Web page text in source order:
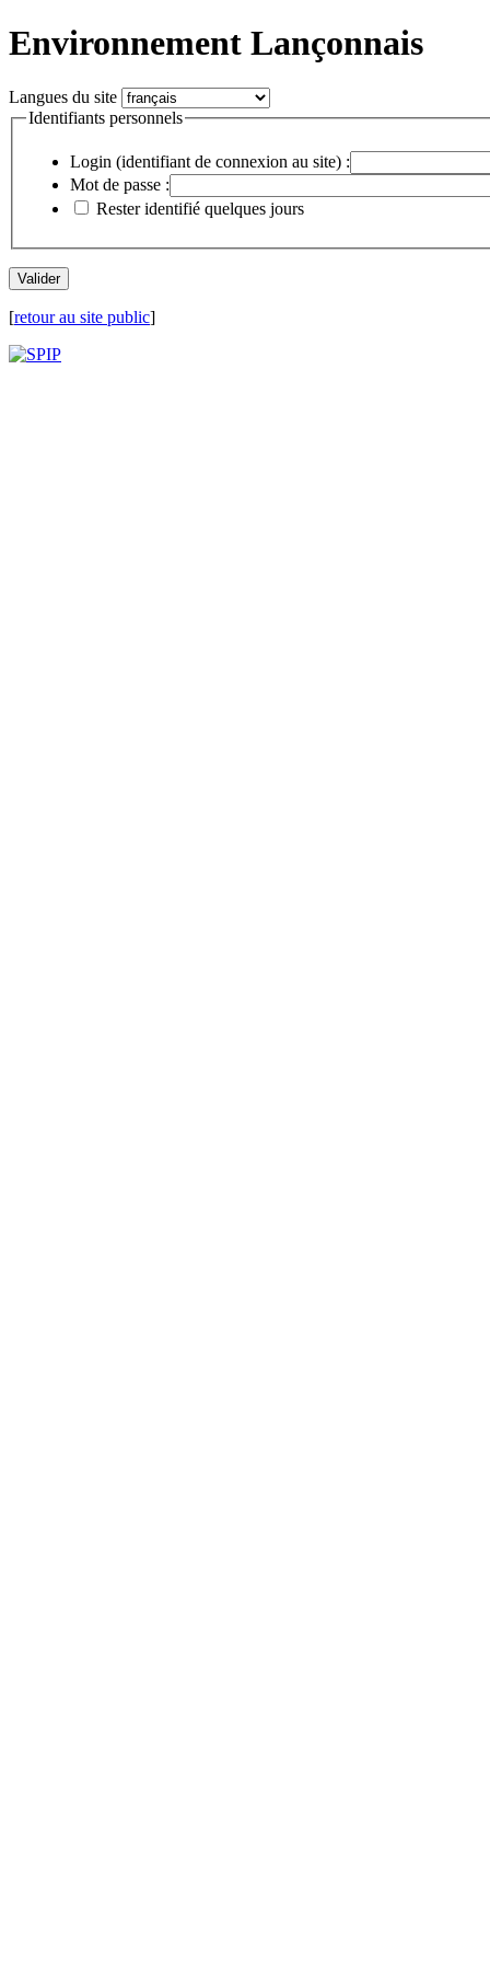
Environnement Lançonnais
Langues du site
Identifiants personnels
Login (identifiant de connexion au site) :
Mot de passe :
Rester identifié quelques jours
[retour au site public]